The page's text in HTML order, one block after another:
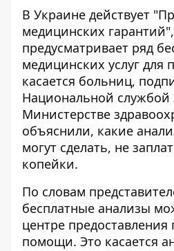
В Украине действует
медицинских
предусматривает ряд
медицинских услуг для
касается больниц,
Национальной службой
Министерстве
объяснили, какие
могут сделать, не
копейки.
По словам
бесплатные анализы
центре
помощи. Это касается